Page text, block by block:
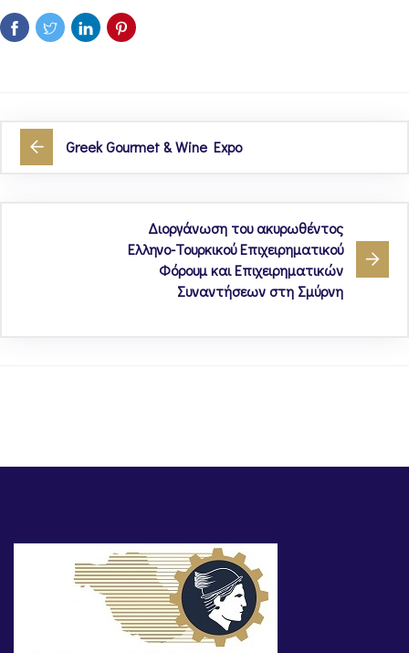
Greek Gourmet & Wine Expo
Διοργάνωση του ακυρωθέντος
Ελληνο-Τουρκικού Επιχειρηματικού
Φόρουμ και Επιχειρηματικών
Συναντήσεων στη Σμύρνη